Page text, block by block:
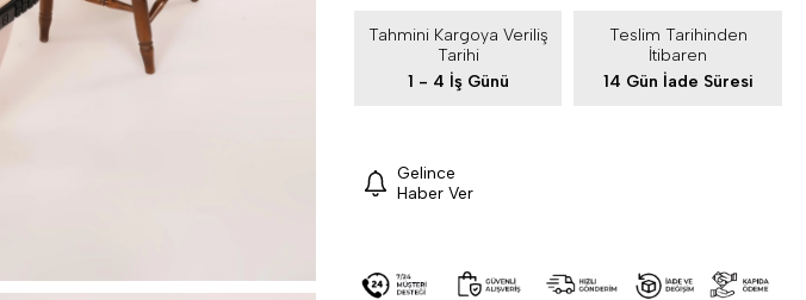
Tahmini Kargoya Veriliş
Tarihi
1 - 4 İş Günü
Teslim Tarihinden
İtibaren
14 Gün İade Süresi
Gelince
Haber Ver